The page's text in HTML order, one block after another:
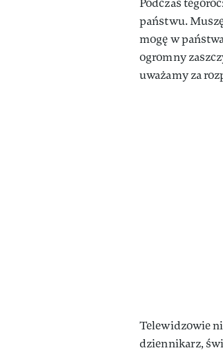
Podczas
państwu.
mogę w
ogromny
uważamy za
Telewidzowie
dziennikarz,